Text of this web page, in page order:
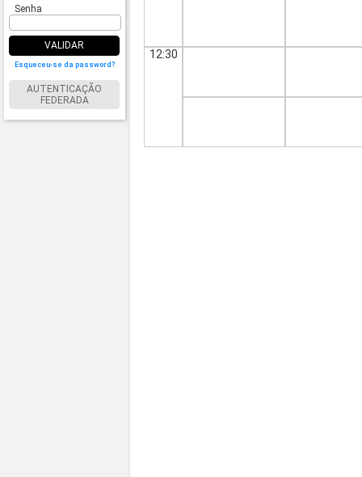
Senha
VALIDAR
Esqueceu-se da password?
AUTENTICAÇÃO
FEDERADA
12:30